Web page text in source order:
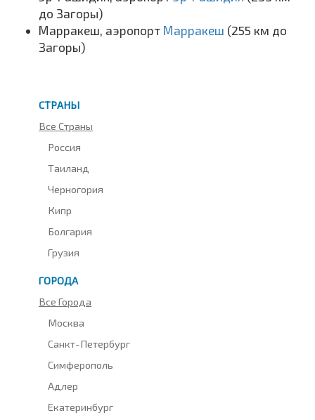
до Загоры)
Марракеш, аэропорт Марракеш (255 км до
Загоры)
СТРАНЫ
Все Страны
Россия
Таиланд
Черногория
Кипр
Болгария
Грузия
ГОРОДА
Все Города
Москва
Санкт-Петербург
Симферополь
Адлер
Екатеринбург